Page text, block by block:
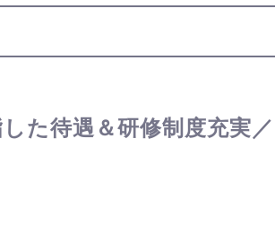
た待遇＆研修制度充実／